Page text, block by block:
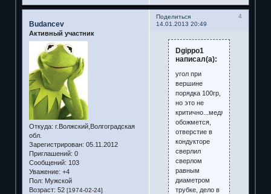
Поделиться
4
14.01.2013 20:49
Budancev
Активный участник
Откуда: г.Волжский,Волгоградская
обл.
Зарегистрирован: 05.11.2012
Приглашений: 0
Сообщений: 103
Уважение: +4
Пол: Мужской
Возраст: 52 [1974-02-24]
Dgippo1
написал(а):
угол при
вершине
порядка 100гр,
но это не
критично...медяха
обожмется,
отверстие в
кондукторе
сверлил
сверлом
равным
диаметром
трубке, дело в